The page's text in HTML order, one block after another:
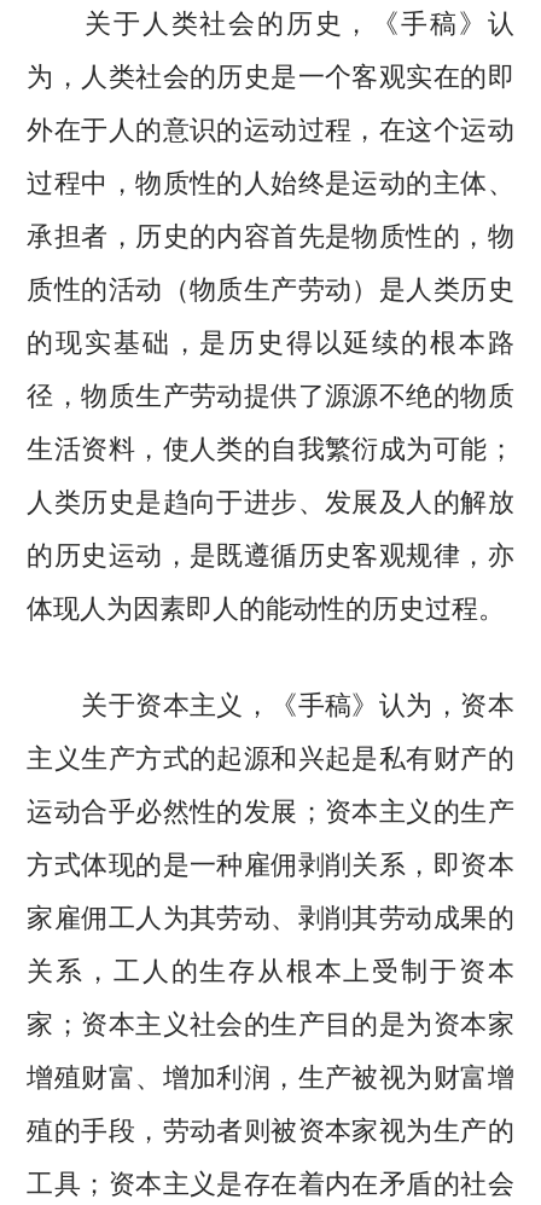
关于人类社会的历史，《手稿》认
为，人类社会的历史是一个客观实在的即
外在于人的意识的运动过程，在这个运动
过程中，物质性的人始终是运动的主体、
承担者，历史的内容首先是物质性的，物
质性的活动（物质生产劳动）是人类历史
的现实基础，是历史得以延续的根本路
径，物质生产劳动提供了源源不绝的物质
生活资料，使人类的自我繁衍成为可能；
人类历史是趋向于进步、发展及人的解放
的历史运动，是既遵循历史客观规律，亦
体现人为因素即人的能动性的历史过程。
关于资本主义，《手稿》认为，资本
主义生产方式的起源和兴起是私有财产的
运动合乎必然性的发展；资本主义的生产
方式体现的是一种雇佣剥削关系，即资本
家雇佣工人为其劳动、剥削其劳动成果的
关系，工人的生存从根本上受制于资本
家；资本主义社会的生产目的是为资本家
增殖财富、增加利润，生产被视为财富增
殖的手段，劳动者则被资本家视为生产的
工具；资本主义是存在着内在矛盾的社会